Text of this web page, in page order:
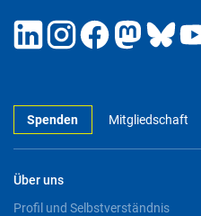
Spenden Mitgliedschaft
Über uns
Profil und Selbstverständnis